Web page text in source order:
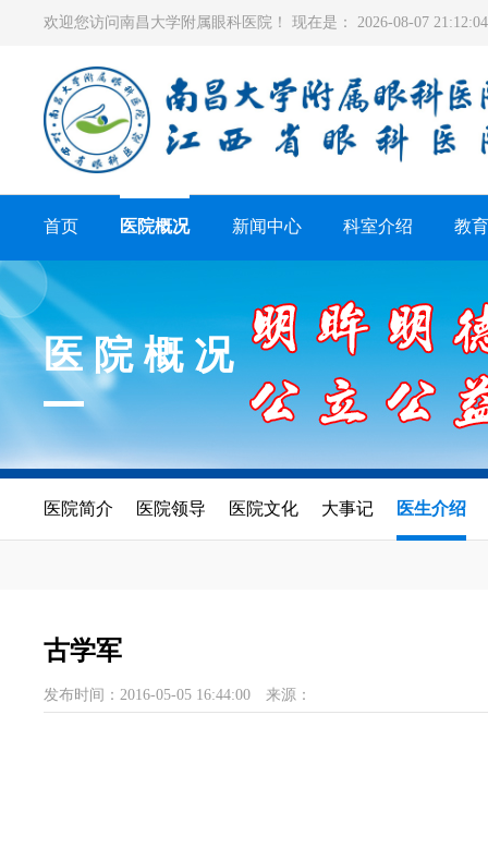
欢迎您访问南昌大学附属眼科医院！ 现在是： 2026-08-07
首页 医院概况 新闻中心 科室介绍 教
医院概况
医院简介 医院领导 医院文化 大事记 医生介绍
古学军
发布时间：2016-05-05 16:44:00 来源：